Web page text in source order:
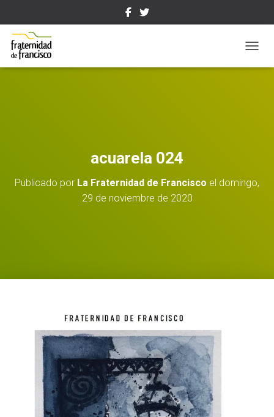
acuarela 024
Publicado por La Fraternidad de Francisco el domingo,
29 de noviembre de 2020